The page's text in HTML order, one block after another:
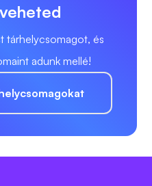
tárhelycsomagot, és
adunk mellé!